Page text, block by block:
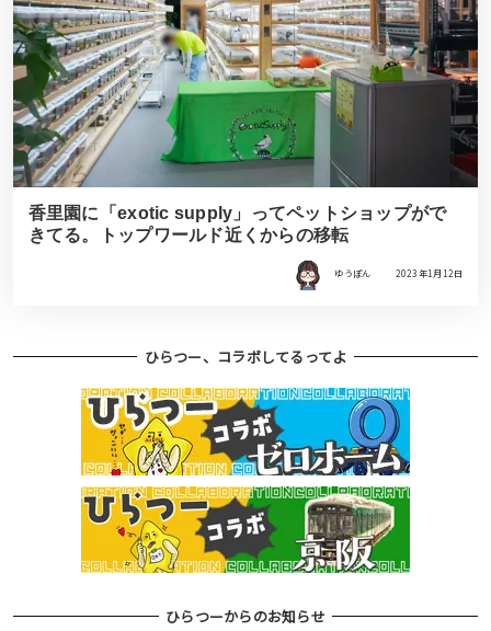
香里園に「exotic supply」ってペットショップがで
きてる。トップワールド近くからの移転
ゆうぽん 2023年1月12日
ひらつー、コラボしてるってよ
ひらつーからのお知らせ